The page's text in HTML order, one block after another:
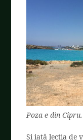
Poza e din
Și iată lecția de